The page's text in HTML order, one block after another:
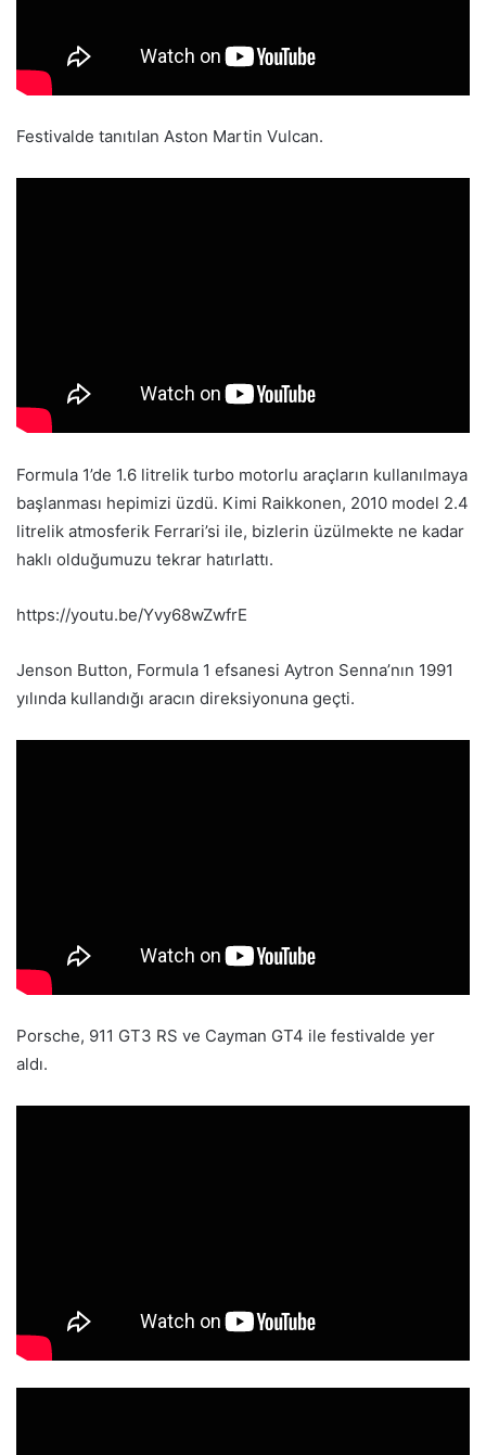
Festivalde tanıtılan Aston Martin Vulcan.
Formula 1’de 1.6 litrelik turbo motorlu araçların kullanılmaya
başlanması hepimizi üzdü. Kimi Raikkonen, 2010 model 2.4
litrelik atmosferik Ferrari’si ile, bizlerin üzülmekte ne kadar
haklı olduğumuzu tekrar hatırlattı.
https://youtu.be/Yvy68wZwfrE
Jenson Button, Formula 1 efsanesi Aytron Senna’nın 1991
yılında kullandığı aracın direksiyonuna geçti.
Porsche, 911 GT3 RS ve Cayman GT4 ile festivalde yer
aldı.